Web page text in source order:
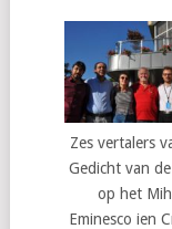
Zes vertalers
Gedicht van
op het
Eminesco ien